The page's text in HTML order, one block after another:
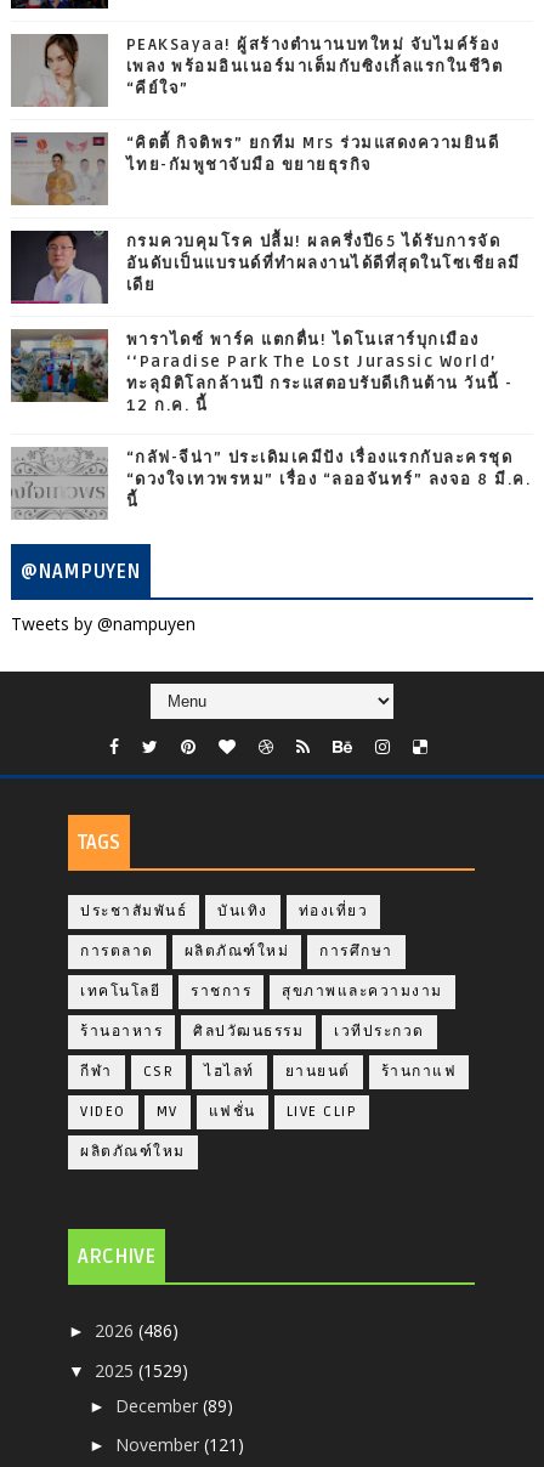
PEAKSayaa! ผู้สร้างตำนานบทใหม่ จับไมค์ร้อง
เพลง พร้อมอินเนอร์มาเต็มกับซิงเกิ้ลแรกในชีวิต
“คีย์ใจ”
“คิตตี้ กิจติพร” ยกทีม Mrs ร่วมแสดงความยินดี
ไทย-กัมพูชาจับมือ ขยายธุรกิจ
กรมควบคุมโรค ปลื้ม! ผลครึ่งปี65 ได้รับการจัด
อันดับเป็นแบรนด์ที่ทำผลงานได้ดีที่สุดในโซเชียลมี
เดีย
พาราไดซ์ พาร์ค แตกตื่น! ไดโนเสาร์บุกเมือง
‘‘Paradise Park The Lost Jurassic World’
ทะลุมิติโลกล้านปี กระแสตอบรับดีเกินต้าน วันนี้ -
12 ก.ค. นี้
“กลัฟ-จีน่า” ประเดิมเคมีปัง เรื่องแรกกับละครชุด
“ดวงใจเทวพรหม” เรื่อง “ลออจันทร์” ลงจอ 8 มี.ค.
นี้
@NAMPUYEN
Tweets by @nampuyen
TAGS
ประชาสัมพันธ์ บันเทิง ท่องเที่ยว
การตลาด ผลิตภัณฑ์ใหม่ การศึกษา
เทคโนโลยี ราชการ สุขภาพและความงาม
ร้านอาหาร ศิลปวัฒนธรรม เวทีประกวด
กีฬา CSR ไฮไลท์ ยานยนต์ ร้านกาแฟ
VIDEO MV แฟชั่น LIVE CLIP
ผลิตภัณฑ์ใหม
ARCHIVE
► 2026(486)
▼ 2025(1529)
► December(89)
► November(121)